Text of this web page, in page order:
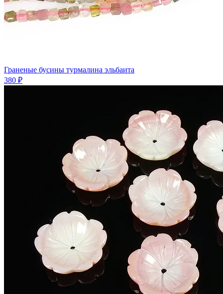
Граненые бусины турмалина эльбаита
380 ₽